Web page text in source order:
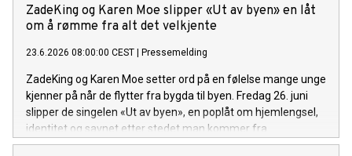
ZadeKing og Karen Moe slipper «Ut av byen» en låt
om å rømme fra alt det velkjente
23.6.2026 08:00:00 CEST Pressemelding
ZadeKing og Karen Moe setter ord på en følelse mange unge
kjenner på når de flytter fra bygda til byen. Fredag 26. juni
slipper de singelen «Ut av byen», en poplåt om hjemlengsel,
identitet og savnet etter stedet man kommer fra.